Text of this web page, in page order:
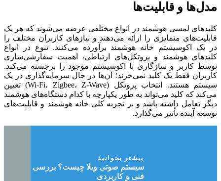
مدل‌ها و قابلیت‌ها
کلیدهای لمسی هوشمند در انواع مختلفی عرضه می‌شوند که هر یک
قابلیت‌های متمایزی را ارائه می‌دهند و نیازهای کاربران مختلف را
در یک اکوسیستم خانه هوشمند برآورده می‌کنند. تنوع در انواع
کلیدهای هوشمند و پروتکل‌های ارتباطی، اهمیت سفارشی‌سازی
توسط کاربر و سازگاری با اکوسیستم موجود را برجسته می‌کند.
کاربران فقط یک کلید نمی‌خرند؛ آن‌ها در حال سرمایه‌گذاری در یک
سیستم هستند. انتخاب پروتکل (Wi-Fi، Zigbee، Z-Wave) تعیین
می‌کند که کلید می‌تواند به طور یکپارچه با کدام دستگاه‌های هوشمند
دیگر تعامل داشته باشد و بر تجربه کلی خانه هوشمند و قابلیت‌های
توسعه آینده تأثیر می‌گذارد.
بیشتر بخوانید
سیستم صوتی ویلا چیست؟ بررسی جامع،
فنی و کاربردی